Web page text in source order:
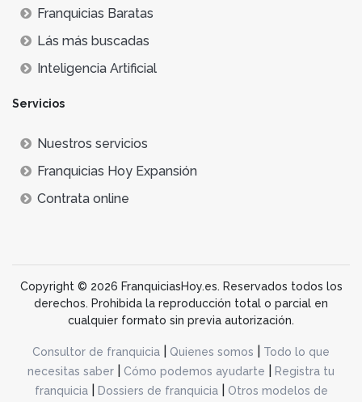
Franquicias Baratas
Lás más buscadas
Inteligencia Artificial
Servicios
Nuestros servicios
Franquicias Hoy Expansión
Contrata online
Copyright © 2026 FranquiciasHoy.es. Reservados todos los
derechos. Prohibida la reproducción total o parcial en
cualquier formato sin previa autorización.
Consultor de franquicia Quienes somos
Todo lo que
necesitas saber
Cómo podemos ayudarte
Registra tu
franquicia| Dossiers de franquicia| Otros modelos de